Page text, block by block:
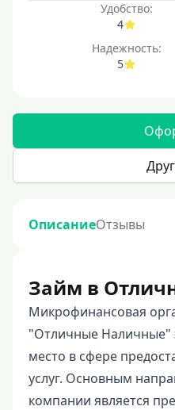
Удобство:
4
Надежность:
5
ОписаниеОтзывы
Займ в
Микрофинансовая
"Отличные Наличные"
место в сфере
услуг. Основным
компании является